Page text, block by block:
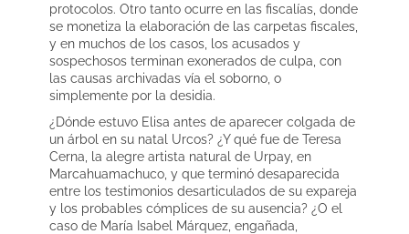
protocolos. Otro tanto ocurre en las fiscalías, donde
se monetiza la elaboración de las carpetas fiscales,
y en muchos de los casos, los acusados y
sospechosos terminan exonerados de culpa, con
las causas archivadas vía el soborno, o
simplemente por la desidia.
¿Dónde estuvo Elisa antes de aparecer colgada de
un árbol en su natal Urcos? ¿Y qué fue de Teresa
Cerna, la alegre artista natural de Urpay, en
Marcahuamachuco, y que terminó desaparecida
entre los testimonios desarticulados de su expareja
y los probables cómplices de su ausencia? ¿O el
caso de María Isabel Márquez, engañada,